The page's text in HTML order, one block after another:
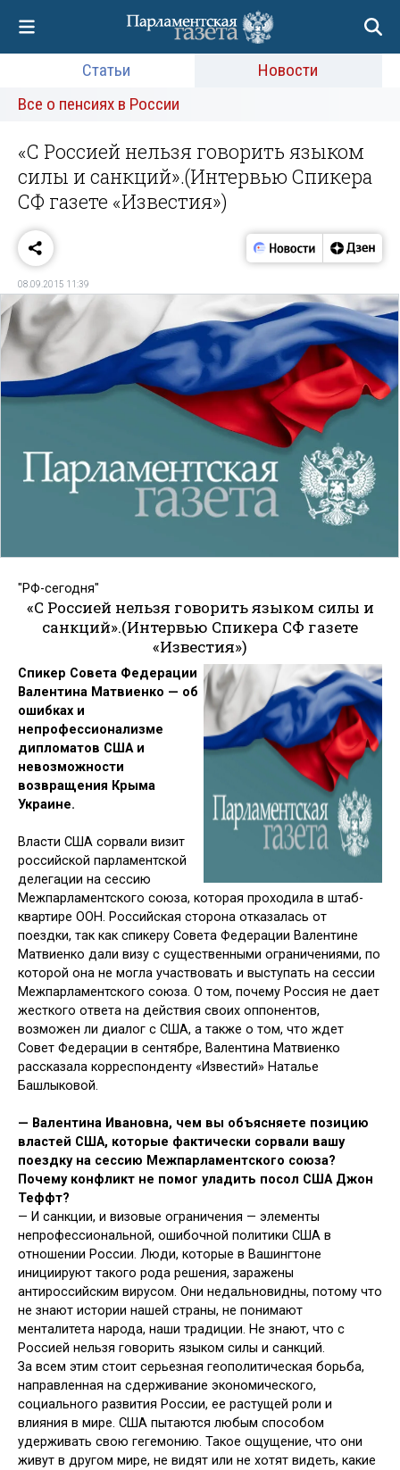
Статьи
Новости
Все о пенсиях в России
«С Россией нельзя говорить языком
силы и санкций».(Интервью Спикера
СФ газете «Известия»)
08.09.2015 11:39
"РФ-сегодня"
«С Россией нельзя говорить языком силы и
санкций».(Интервью Спикера СФ газете
«Известия»)
Спикер Совета Федерации
Валентина Матвиенко — об
ошибках и
непрофессионализме
дипломатов США и
невозможности
возвращения Крыма
Украине.
Власти США сорвали визит
российской парламентской
делегации на сессию
Межпарламентского союза, которая проходила в штаб-
квартире ООН. Российская сторона отказалась от
поездки, так как спикеру Совета Федерации Валентине
Матвиенко дали визу с существенными ограничениями, по
которой она не могла участвовать и выступать на сессии
Межпарламентского союза. О том, почему Россия не дает
жесткого ответа на действия своих оппонентов,
возможен ли диалог с США, а также о том, что ждет
Совет Федерации в сентябре, Валентина Матвиенко
рассказала корреспонденту «Известий» Наталье
Башлыковой.
— Валентина Ивановна, чем вы объясняете позицию
властей США, которые фактически сорвали вашу
поездку на сессию Межпарламентского союза?
Почему конфликт не помог уладить посол США Джон
Теффт?
— И санкции, и визовые ограничения — элементы
непрофессиональной, ошибочной политики США в
отношении России. Люди, которые в Вашингтоне
инициируют такого рода решения, заражены
антироссийским вирусом. Они недальновидны, потому что
не знают истории нашей страны, не понимают
менталитета народа, наши традиции. Не знают, что с
Россией нельзя говорить языком силы и санкций.
За всем этим стоит серьезная геополитическая борьба,
направленная на сдерживание экономического,
социального развития России, ее растущей роли и
влияния в мире. США пытаются любым способом
удерживать свою гегемонию. Такое ощущение, что они
живут в другом мире, не видят или не хотят видеть, какие